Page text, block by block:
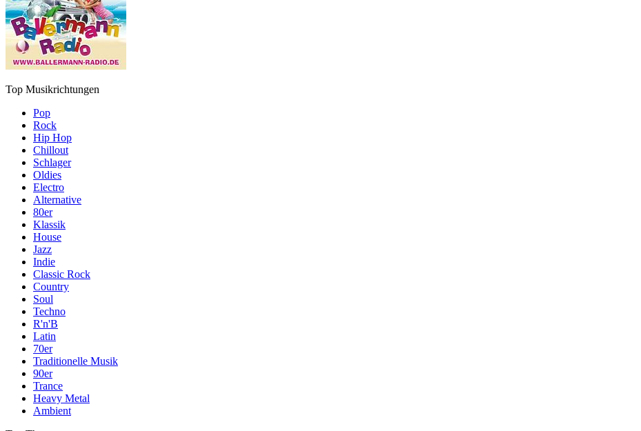
Top Musikrichtungen
Pop
Rock
Hip Hop
Chillout
Schlager
Oldies
Electro
Alternative
80er
Klassik
House
Jazz
Indie
Classic Rock
Country
Soul
Techno
R'n'B
Latin
70er
Traditionelle Musik
90er
Trance
Heavy Metal
Ambient